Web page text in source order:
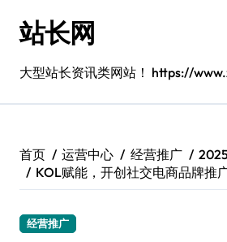
站长网
大型站长资讯类网站！ https://
首页 运营中心 经营推广
KOL赋能，开创社交电商品牌推
经营推广